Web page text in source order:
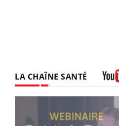
LA CHAÎNE SANTÉ